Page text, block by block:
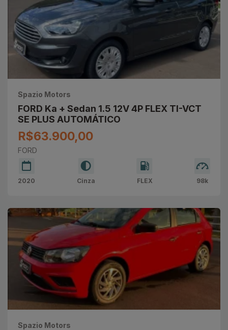
Spazio Motors
FORD Ka + Sedan 1.5 12V 4P FLEX TI-VCT
SE PLUS AUTOMÁTICO
R$63.900,00
FORD
2020 Cinza FLEX 98k
Spazio Motors